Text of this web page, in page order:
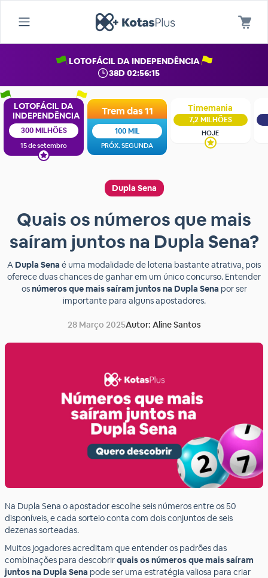
LOTOFÁCIL DA INDEPENDÊNCIA
38D 02:56:14
LOTOFÁCIL DA
INDEPENDÊNCIA
300 MILHÕES
15 de setembro
Trem das 11
100 MIL
PRÓX. SEGUNDA
Timemania
7,2 MILHÕES
HOJE
Dupla Sena
Quais os números que mais
saíram juntos na Dupla Sena?
A Dupla Sena é uma modalidade de loteria bastante atrativa, pois
oferece duas chances de ganhar em um único concurso. Entender
osnúmeros que mais saíram juntos na Dupla Sena por ser
importante para alguns apostadores.
28 Março 2025Autor: Aline Santos
Na Dupla Sena o apostador escolhe seis números entre os 50
disponíveis, e cada sorteio conta com dois conjuntos de seis
dezenas sorteadas.
Muitos jogadores acreditam que entender os padrões das
combinações para descobrirquais os números que mais saíram
juntos na Dupla Sena pode ser uma estratégia valiosa para criar